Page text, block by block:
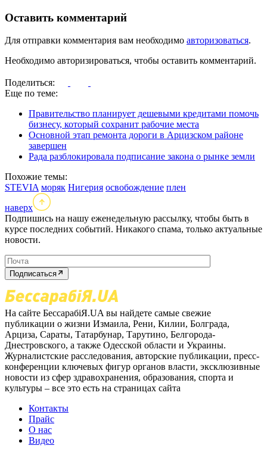
Оставить комментарий
Для отправки комментария вам необходимо авторизоваться.
Необходимо авторизироваться, чтобы оставить комментарий.
Поделиться:
Еще по теме:
Правительство планирует дешевыми кредитами помочь
бизнесу, который сохранит рабочие места
Основной этап ремонта дороги в Арцизском районе
завершен
Рада разблокировала подписание закона о рынке земли
Похожие темы:
STEVIA моряк Нигерия освобождение плен
наверх
Подпишись на нашу еженедельную рассылку, чтобы быть в
курсе последних событий. Никакого спама, только актуальные
новости.
Подписаться
На сайте БессарабіЯ.UA вы найдете самые свежие
публикации о жизни Измаила, Рени, Килии, Болграда,
Арциза, Сараты, Татарбунар, Тарутино, Белгорода-
Днестровского, а также Одесской области и Украины.
Журналистские расследования, авторские публикации, пресс-
конференции ключевых фигур органов власти, эксклюзивные
новости из сфер здравохранения, образования, спорта и
культуры – все это есть на страницах сайта
Контакты
Прайс
О нас
Видео